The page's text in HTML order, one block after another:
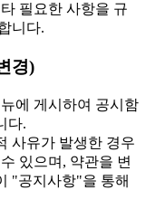
필요한 사항을 규
니다.
경)
에 게시하여 공시함
다.
사유가 발생한 경우
있으며, 약관을 변
"공지사항"을 통해